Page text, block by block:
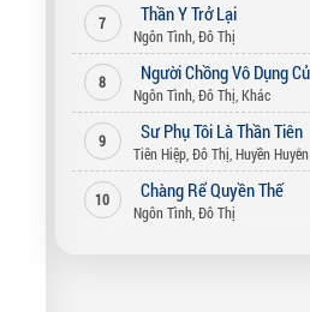
7 Thần Y Trở Lại
Ngôn Tình, Đô Thị
8
Ngôn Tình, Đô Thị Khác
9 Sư Phụ Tôi Là Thần Tiên
Tiên Hiệp, Đô Thị Huyền Huyễn
10 Chàng Rể Quyền Thế
Ngôn Tình, Đô Thị